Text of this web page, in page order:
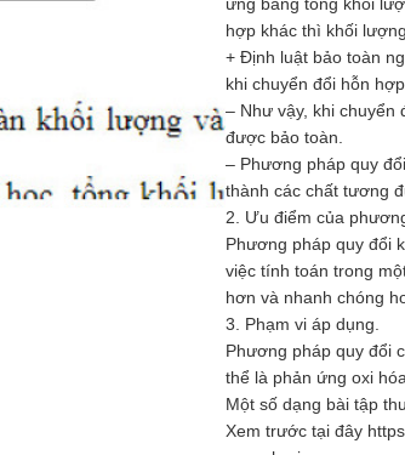
hợp khác thì khối
+ Định luật bảo toàn
khi chuyển đổi hỗn
– Như vậy, khi chuyển
được bảo toàn.
– Phương pháp quy
thành các chất tương
2. Ưu điểm của
Phương pháp quy đổi
việc tính toán trong
hơn và nhanh chóng
3. Phạm vi áp dụng.
Phương pháp quy đổi
thể là phản ứng oxi
Một số dạng bài tập
Xem trước tại đây